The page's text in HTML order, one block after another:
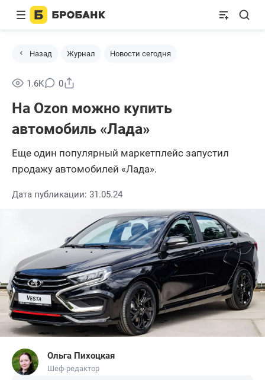
Назад Журнал Новости сегодня
1.6K 0
На Ozon можно купить
автомобиль «Лада»
Еще один популярный маркетплейс запустил
продажу автомобилей «Лада».
Дата публикации: 31.05.24
Ольга Пихоцкая
Шеф-редактор